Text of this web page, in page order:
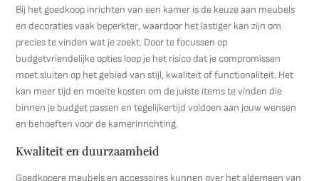
Bij het goedkoop inrichten van een kamer is de keuze aan meubels
en decoraties vaak beperkter, waardoor het lastiger kan zijn om
precies te vinden wat je zoekt. Door te focussen op
budgetvriendelijke opties loop je het risico dat je compromissen
moet sluiten op het gebied van stijl, kwaliteit of functionaliteit. Het
kan meer tijd en moeite kosten om de juiste items te vinden die
binnen je budget passen en tegelijkertijd voldoen aan jouw wensen
en behoeften voor de kamerinrichting.
Kwaliteit en duurzaamheid
Goedkopere meubels en accessoires kunnen over het algemeen van